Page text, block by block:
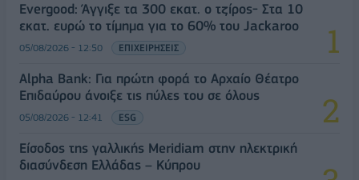
Evergood: Άγγιξε τα 300 εκατ. ο τζίρος- Στα 10
εκατ. ευρώ το τίμημα για το 60% του Jackaroo
05/08/2026 - 12:50 ΕΠΙΧΕΙΡΗΣΕΙΣ
Alpha Bank: Για πρώτη φορά το Αρχαίο Θέατρο
Επιδαύρου άνοιξε τις πύλες του σε όλους
05/08/2026 - 12:41 ESG
Είσοδος της γαλλικής Meridiam στην ηλεκτρική
διασύνδεση Ελλάδας – Κύπρου